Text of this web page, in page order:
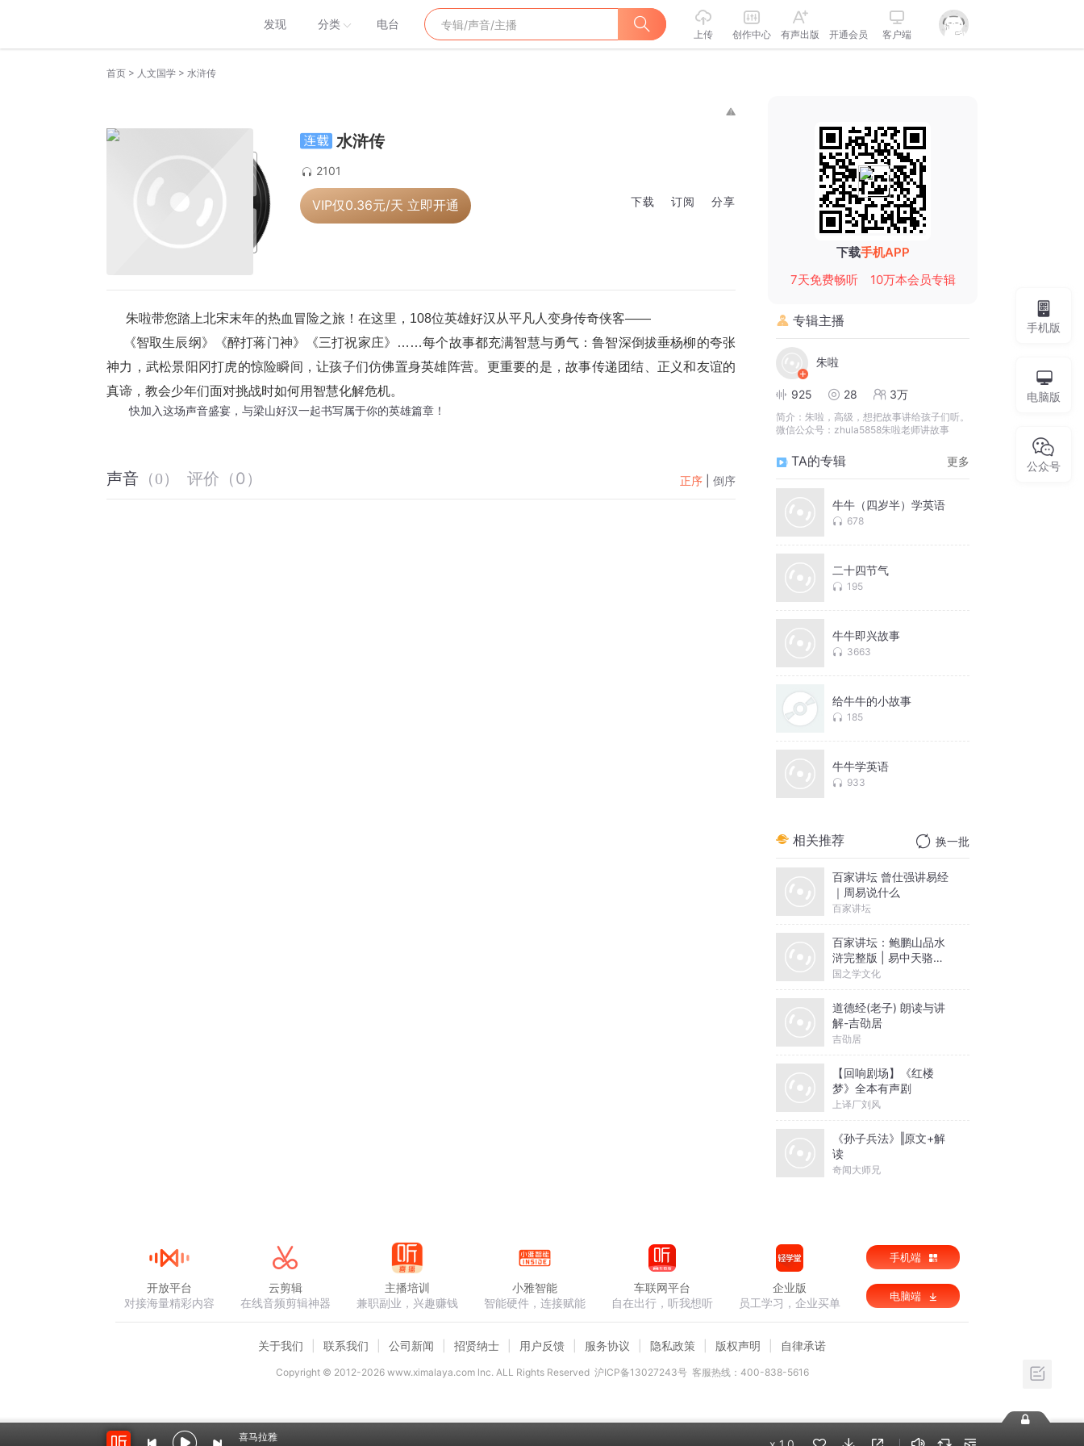
发现 分类 电台
上传 创作中心 有声出版 开通会员 客户端
首页 > 人文国学 > 水浒传
水浒传
2101
VIP仅0.36元/天 立即开通 下载 订阅 分享
      朱啦带您踏上北宋末年的热血冒险之旅！‌在这里，108位英雄好汉从平凡人变身传奇侠客——
神力，武松景阳冈打虎的惊险瞬间，让孩子们仿佛置身英雄阵营。‌更重要的是，故事传递团结、正义和友谊的
       快加入这场声音盛宴，与梁山好汉一起书写属于你的英雄篇章！
声音 （0） 评价 （0 ） 正序 倒序
下载手机APP
7天免费畅听
10万本会员专辑
专辑主播
朱啦
925 28 3万
简介： 朱啦，高级，想把故事讲给孩子们听。
微信公众号：zhula5858朱啦老师讲故事
TA的专辑 更多
牛牛（四岁半）学英语
678
二十四节气
195
牛牛即兴故事
3663
给牛牛的小故事
185
牛牛学英语
933
相关推荐 换一批
百家讲坛 曾仕强讲易经
｜周易说什么
百家讲坛
百家讲坛：鲍鹏山品水
浒完整版 | 易中天骆玉
明推荐
国之学文化
道德经(老子) 朗读与讲
解-吉劭居
吉劭居
【回响剧场】《红楼
梦》全本有声剧
上译厂刘风
《孙子兵法》‖原文+解
读
奇闻大师兄
手机版
电脑版
公众号
喜马拉雅
开放平台
对接海量精彩内容
云剪辑
在线音频剪辑神器
主播培训
兼职副业，兴趣赚钱
小雅智能
智能硬件，连接赋能
车联网平台
自在出行，听我想听
企业版
员工学习，企业买单
手机端
电脑端
关于我们 联系我们 公司新闻 招贤纳士 用户反馈 服务协议 隐私政策 版权声明 自律承诺
Copyright © 2012-2026www.ximalaya.com lnc. ALL Rights Reserved 沪ICP备13027243号 客服热线：400-838-5616